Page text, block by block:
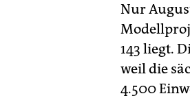
Nur
143 liegt.
weil die
4.500